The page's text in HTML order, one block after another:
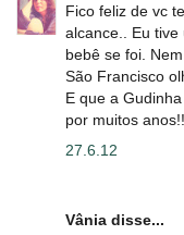
Fico feliz de vc
alcance.. Eu
bebê se foi.
São Francisco
E que a
por muitos
27.6.12
Vânia disse...